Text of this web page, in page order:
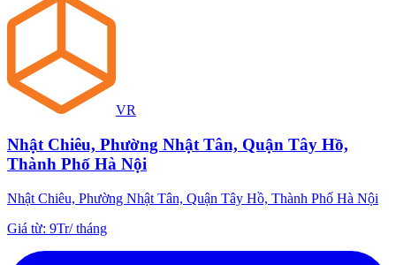
VR
Nhật Chiêu, Phường Nhật Tân, Quận Tây Hồ,
Thành Phố Hà Nội
Nhật Chiêu, Phường Nhật Tân, Quận Tây Hồ, Thành Phố Hà Nội
Giá từ: 9Tr/tháng